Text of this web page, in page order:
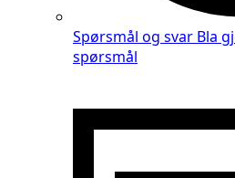
Spørsmål og svar Bla
spørsmål